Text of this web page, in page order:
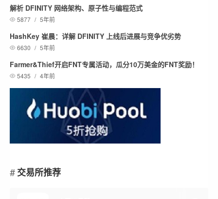
解析 DFINITY 网络架构、原子性与编程范式
5877 / 5年前
HashKey 崔晨：详解 DFINITY 上线后进展与竞争优劣势
6630 / 5年前
Farmer&Thief开启FNT专属活动，瓜分10万美金的FNT奖励！
5435 / 4年前
交易所推荐